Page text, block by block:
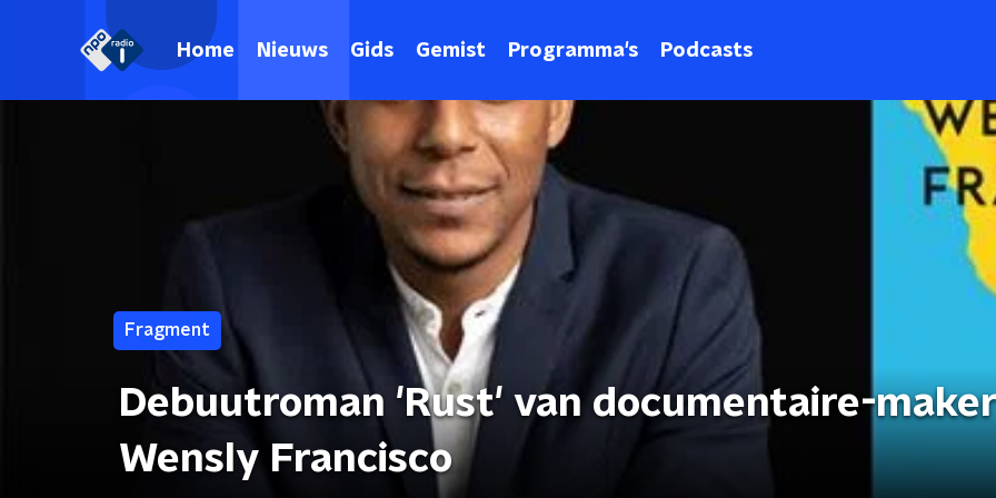
Home Nieuws Gids Gemist Programma's Podcasts
Fragment
Debuutroman 'Rust' van documentaire-
Wensly Francisco